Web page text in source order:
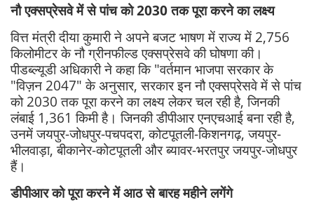
नौ एक्सप्रेसवे में से पांच को 2030 तक पूरा करने का लक्ष्य
वित्त मंत्री दीया कुमारी ने अपने बजट भाषण में राज्य में 2,756
किलोमीटर के नौ ग्रीनफील्ड एक्सप्रेसवे की घोषणा की।
पीडब्ल्यूडी अधिकारी ने कहा कि "वर्तमान भाजपा सरकार के
"विज़न 2047" के अनुसार, सरकार इन नौ एक्सप्रेसवे में से पांच
को 2030 तक पूरा करने का लक्ष्य लेकर चल रही है, जिनकी
लंबाई 1,361 किमी है। जिनकी डीपीआर एनएचआई बना रही है,
उनमें जयपुर-जोधपुर-पचपदरा, कोटपूतली-किशनगढ़, जयपुर-
भीलवाड़ा, बीकानेर-कोटपूतली और ब्यावर-भरतपुर जयपुर-जोधपुर
हैं।
डीपीआर को पूरा करने में आठ से बारह महीने लगेंगे